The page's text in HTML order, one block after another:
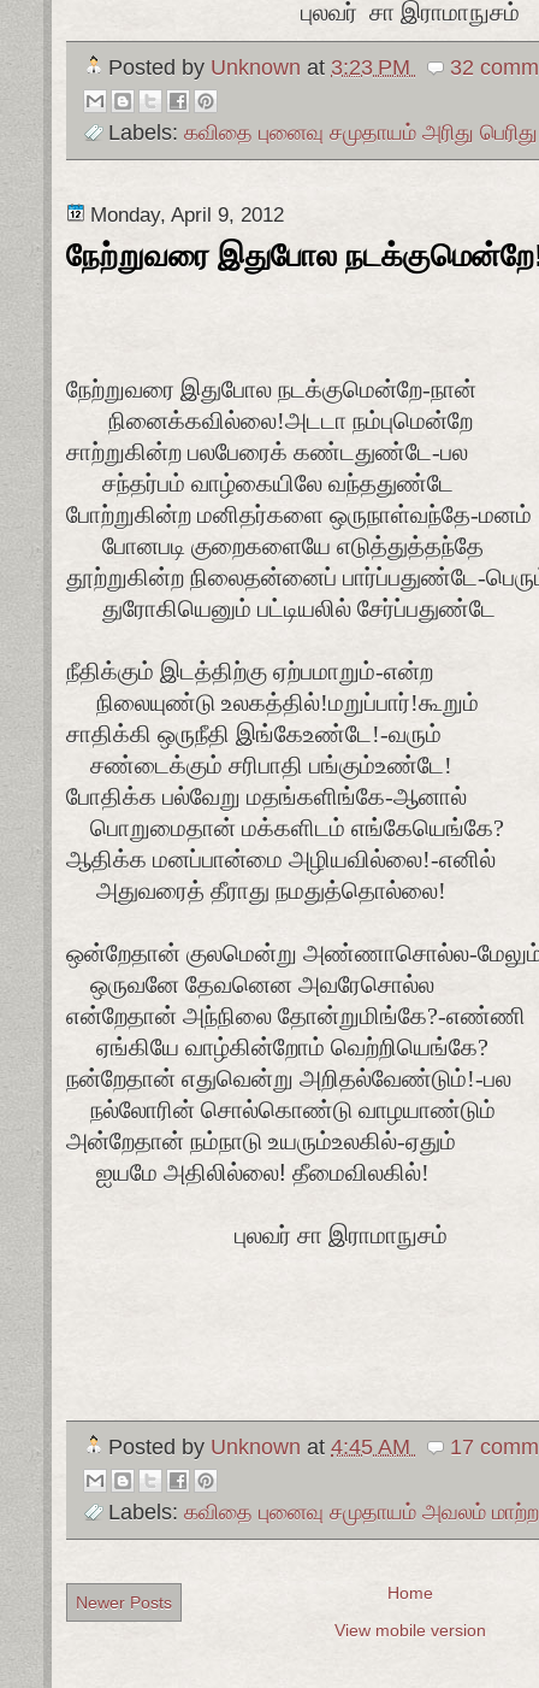
புலவர் சா இராமாநுசம்
Posted by Unknown at 3:23 PM 32
Labels: கவிதை புனைவு சமுதாயம் அரிது பெரிது
Monday, April 9, 2012
நேற்றுவரை இதுபோல
நேற்றுவரை இதுபோல நடக்குமென்றே-நான்
நினைக்கவில்லை!அடடா நம்புமென்றே
சாற்றுகின்ற பலபேரைக் கண்டதுண்டே-பல
சந்தர்பம் வாழ்கையிலே வந்ததுண்டே
போற்றுகின்ற மனிதர்களை ஒருநாள்வந்தே-மனம்
போனபடி குறைகளையே எடுத்துத்தந்தே
தூற்றுகின்ற நிலைதன்னைப் பார்ப்பதுண்டே-
துரோகியெனும் பட்டியலில் சேர்ப்பதுண்டே
நீதிக்கும் இடத்திற்கு ஏற்பமாறும்-என்ற
நிலையுண்டு உலகத்தில்!மறுப்பார்!கூறும்
சாதிக்கி ஒருநீதி இங்கேஉண்டே!-வரும்
சண்டைக்கும் சரிபாதி பங்கும்உண்டே!
போதிக்க பல்வேறு மதங்களிங்கே-ஆனால்
பொறுமைதான் மக்களிடம் எங்கேயெங்கே?
ஆதிக்க மனப்பான்மை அழியவில்லை!-எனில்
அதுவரைத் தீராது நமதுத்தொல்லை!
ஒன்றேதான் குலமென்று அண்ணாசொல்ல-
ஒருவனே தேவனென அவரேசொல்ல
என்றேதான் அந்நிலை தோன்றுமிங்கே?-எண்ணி
ஏங்கியே வாழ்கின்றோம் வெற்றியெங்கே?
நன்றேதான் எதுவென்று அறிதல்வேண்டும்!-பல
நல்லோரின் சொல்கொண்டு வாழயாண்டும்
அன்றேதான் நம்நாடு உயரும்உலகில்-ஏதும்
ஐயமே அதிலில்லை! தீமைவிலகில்!
புலவர் சா இராமாநுசம்
Posted by Unknown at 4:45 AM 17
Labels: கவிதை புனைவு சமுதாயம் அவலம்
Newer Posts
Home
View mobile version